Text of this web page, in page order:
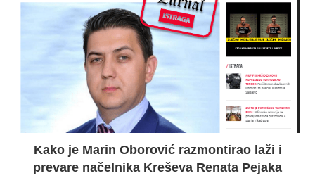
Kako je Marin Oborović razmontirao laži i
prevare načelnika Kreševa Renata Pejaka